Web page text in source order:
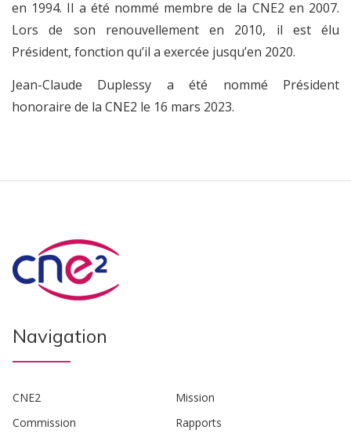
en 1994. Il a été nommé membre de la CNE2 en 2007.
Lors de son renouvellement en 2010, il est élu
Président, fonction qu’il a exercée jusqu’en 2020.
Jean-Claude Duplessy a été nommé Président
honoraire de la CNE2 le 16 mars 2023.
Navigation
CNE2
Mission
Commission
Rapports